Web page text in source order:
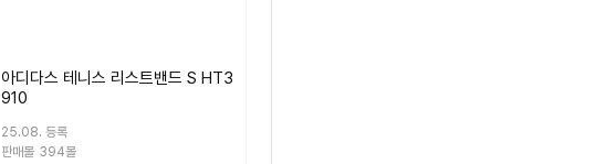
아디다스 테니스 리스트밴드 S HT3
910
25.08. 등록
판매몰 394몰